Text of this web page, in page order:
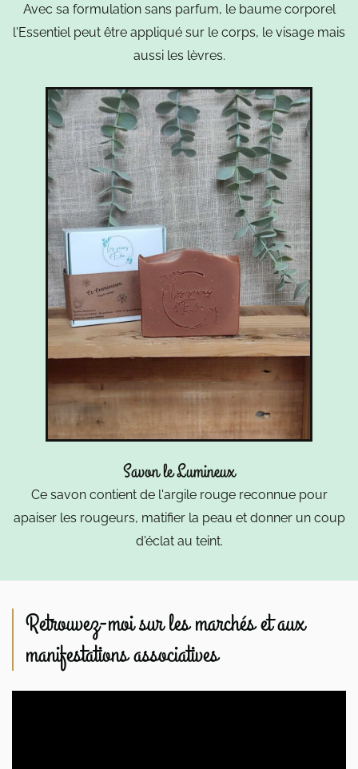
Avec sa formulation sans parfum, le baume corporel
l'Essentiel peut être appliqué sur le corps, le visage mais
aussi les lèvres.
Savon le Lumineux
Ce savon contient de l'argile rouge reconnue pour
apaiser les rougeurs, matifier la peau et donner un coup
d'éclat au teint.
Retrouvez-moi sur les marchés et aux
manifestations associatives